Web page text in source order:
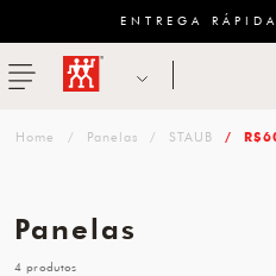
ENTREGA
menu ZWILLING
Panelas STAUB
Panelas
4